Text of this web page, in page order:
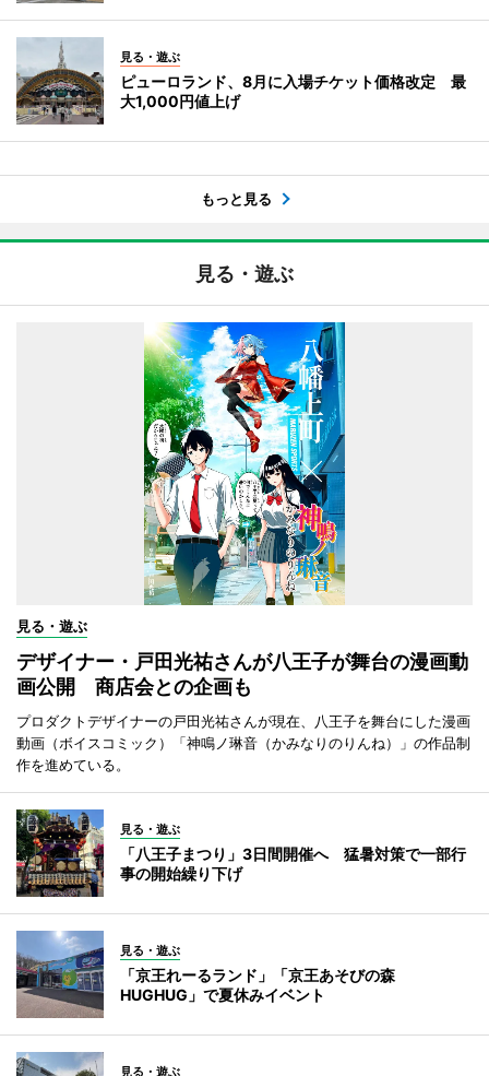
見る・遊ぶ
ピューロランド、8月に入場チケット価格改定 最
大1,000円値上げ
もっと見る
見る・遊ぶ
見る・遊ぶ
デザイナー・戸田光祐さんが八王子が舞台の漫画動
画公開 商店会との企画も
プロダクトデザイナーの戸田光祐さんが現在、八王子を舞台にした漫画
動画（ボイスコミック）「神鳴ノ琳音（かみなりのりんね）」の作品制
作を進めている。
見る・遊ぶ
「八王子まつり」3日間開催へ 猛暑対策で一部行
事の開始繰り下げ
見る・遊ぶ
「京王れーるランド」「京王あそびの森
HUGHUG」で夏休みイベント
見る・遊ぶ